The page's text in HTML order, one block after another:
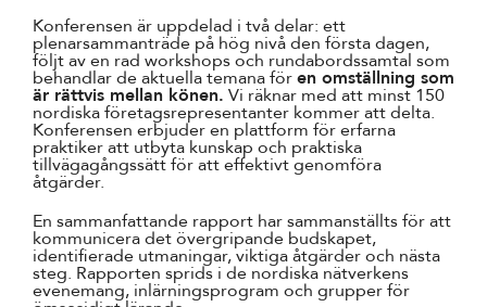
Konferensen är uppdelad i två delar: ett
plenarsammanträde på hög nivå den första dagen,
följt av en rad workshops och rundabordssamtal som
behandlar de aktuella temana fören omställning som
är rättvis mellan könen. Vi räknar med att minst 150
nordiska företagsrepresentanter kommer att delta.
Konferensen erbjuder en plattform för erfarna
praktiker att utbyta kunskap och praktiska
tillvägagångssätt för att effektivt genomföra
åtgärder.
En sammanfattande rapport har sammanställts för att
kommunicera det övergripande budskapet,
identifierade utmaningar, viktiga åtgärder och nästa
steg. Rapporten sprids i de nordiska nätverkens
evenemang, inlärningsprogram och grupper för